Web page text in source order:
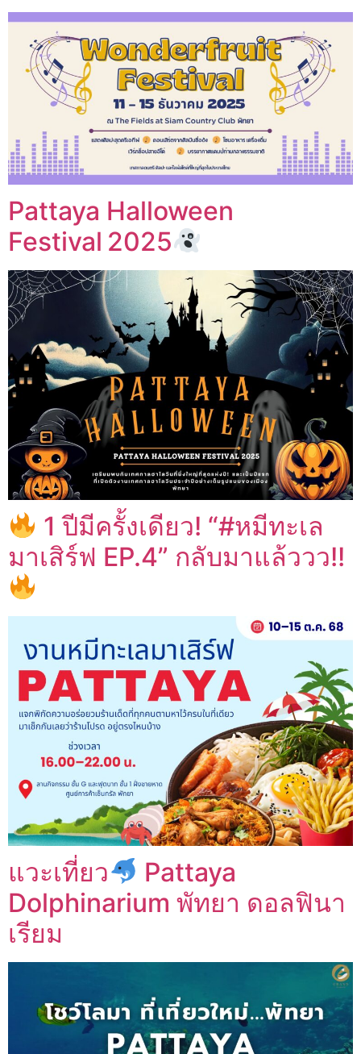
Pattaya Halloween
Festival 2025
1 ปีมีครั้งเดียว! “#หมีทะเล
มาเสิร์ฟ EP.4” กลับมาแล้ววว!!
แวะเที่ยว
Pattaya
Dolphinarium พัทยา ดอลฟินา
เรียม